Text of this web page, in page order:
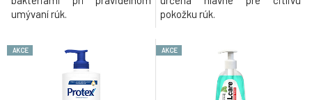
umývaní rúk.
pokožku rúk.
AKCE AKCE